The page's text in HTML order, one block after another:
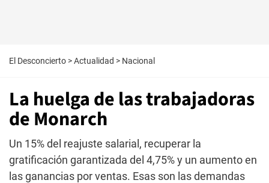
El Desconcierto >Actualidad > Nacional
La huelga de las trabajadoras
de Monarch
Un 15% del reajuste salarial, recuperar la
gratificación garantizada del 4,75% y un aumento en
las ganancias por ventas. Esas son las demandas